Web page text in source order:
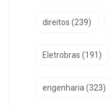
direitos (239)
Eletrobras (191)
engenharia (323)